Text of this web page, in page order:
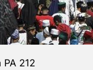
PA 212